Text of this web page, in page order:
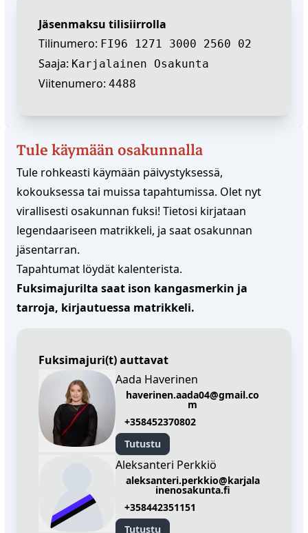
Jäsenmaksu tilisiirrolla
Tilinumero: FI96 1271 3000 2560 02
Saaja: Karjalainen Osakunta
Viitenumero: 4488
Tule käymään osakunnalla
Tule rohkeasti käymään päivystyksessä,
kokouksessa tai muissa tapahtumissa. Olet nyt
virallisesti osakunnan fuksi! Tietosi kirjataan
legendaariseen matrikkeli, ja saat osakunnan
jäsentarran.
Tapahtumat löydät kalenterista.
Fuksimajurilta saat ison kangasmerkin ja
tarroja, kirjautuessa matrikkeli.
Fuksimajuri(t) auttavat
Aada Haverinen
haverinen.aada04@gmail.co
m
+358452370802
Tutustu
Aleksanteri Perkkiö
aleksanteri.perkkio@karjala
inenosakunta.fi
+358442351151
Tutustu